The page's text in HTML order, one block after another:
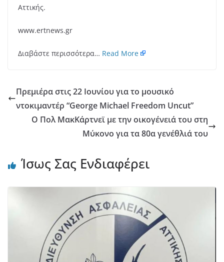
Αττικής.
www.ertnews.gr
Διαβάστε περισσότερα… Read More
Πρεμιέρα στις 22 Ιουνίου για το μουσικό
ντοκιμαντέρ “George Michael Freedom Uncut”
Ο Πολ ΜακΚάρτνεϊ με την οικογένειά του στη
Μύκονο για τα 80α γενέθλιά του
Ίσως Σας Ενδιαφέρει